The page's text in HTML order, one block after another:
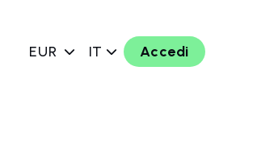
EUR IT Accedi